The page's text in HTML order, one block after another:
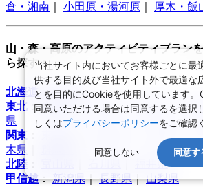
倉・湘南
小田原・湯河原 厚木・飯
山・森・高原のアクティビティプラン
ら探す：
北海道：北海道
東北 ：青森県｜岩手県｜宮城県 ｜秋
県
関東
木県
北陸
福井県
甲信越：新潟県｜長野県｜山梨県
当社サイト内においてお客様ごとに最
供する目的及び当社サイト外で最適な
とを目的にCookieを使用しています。
同意いただける場合は同意するを選択
しくはプライバシーポリシーをご確認
同意しない 同意す